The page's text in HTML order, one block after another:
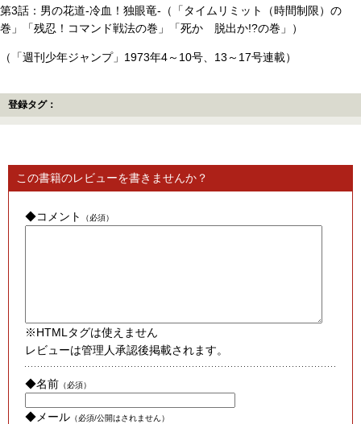
第3話：男の花道-冷血！独眼竜-（「タイムリミット（時間制限）の
巻」「残忍！コマンド戦法の巻」「死か 脱出か!?の巻」）
（「週刊少年ジャンプ」1973年4～10号、13～17号連載）
登録タグ：
この書籍のレビューを書きませんか？
◆コメント （必須）
※HTMLタグは使えません
レビューは管理人承認後掲載されます。
◆名前 （必須）
◆メール （必須/公開はされません）